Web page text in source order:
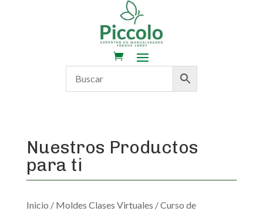
Nuestros Productos
para ti
Inicio / Moldes Clases Virtuales /Curso de